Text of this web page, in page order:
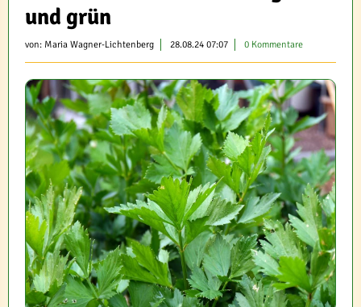
und grün
von: Maria Wagner-Lichtenberg 28.08.24 07:07 0 Kommentare